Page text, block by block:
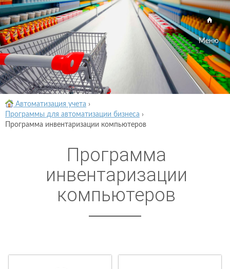
Меню
Автоматизация учета ›
Программы для автоматизации бизнеса ›
Программа инвентаризации компьютеров
Программа
инвентаризации
компьютеров